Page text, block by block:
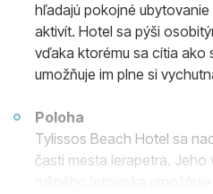
hľadajú pokojné
aktivít. Hotel sa pýši
vďaka ktorému sa cítia ako
umožňuje im plne si
Poloha
Tylissos Beach Hotel sa
časti mesta Ierapetra.